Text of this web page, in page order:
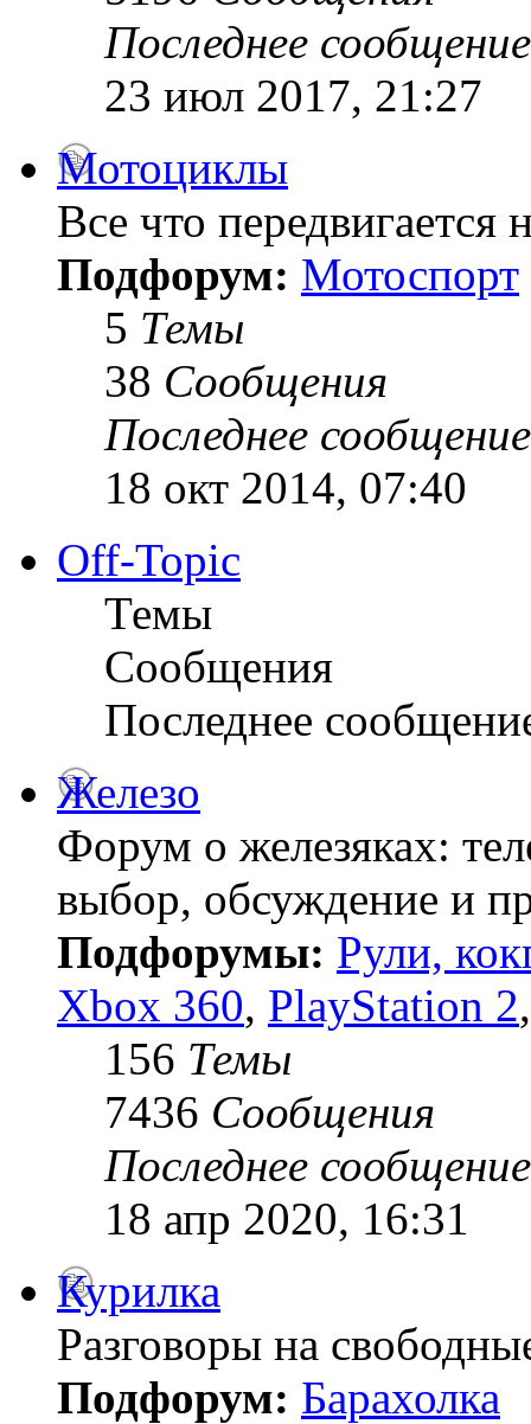
Последнее сообщение
23 июл 2017, 21:27
Мотоциклы
Все что передвигается
Подфорум: Мотоспорт
5 Темы
38 Сообщения
Последнее сообщение
18 окт 2014, 07:40
Off-Topic
Темы
Сообщения
Последнее
Железо
Форум о железяках:
выбор, обсуждение и
Подфорумы: Рули,
Xbox 360, PlayStation 2
156 Темы
7436 Сообщения
Последнее сообщение
18 апр 2020, 16:31
Курилка
Разговоры на
Подфорум: Барахолка